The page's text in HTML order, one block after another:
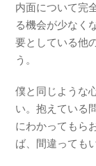
内面について完
る機会が少なく
要としている他
う。
僕と同じような
い。抱えている
にわかってもら
ば、間違っても